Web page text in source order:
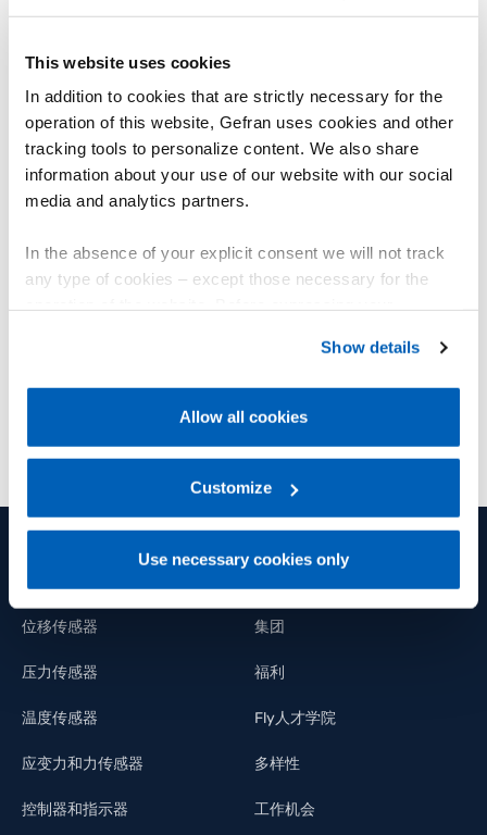
This website uses cookies
In addition to cookies that are strictly necessary for the
operation of this website, Gefran uses cookies and other
tracking tools to personalize content. We also share
information about your use of our website with our social
media and analytics partners.
In the absence of your explicit consent we will not track
any type of cookies – except those necessary for the
Gefran - Cookie
policy.
regarding processing of personal data, at the following
Gefran - Privacy Policy.
Show details
Allow all cookies
Customize
Use necessary cookies only
指示器和报警单元
用于测量和控制工业过程中的主要变量
适用于收集和显示数字化警报和报警的条件。
位移传感器
压力传感器
温度传感器
应变力和力传感器
控制器和指示器
集团
福利
Fly人才学院
多样性
工作机会